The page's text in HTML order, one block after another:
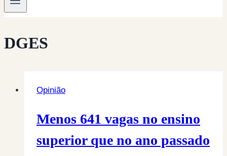
DGES
Opinião
Menos 641 vagas no ensino
superior que no ano passado